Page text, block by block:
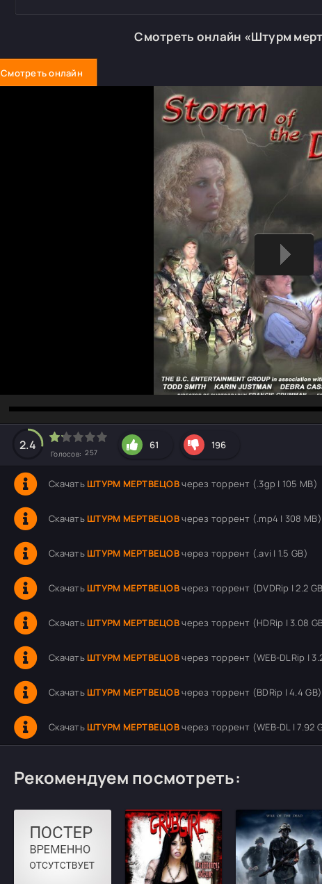
Смотреть онлайн «Штурм
Смотреть онлайн
hd2160
hd1440
highres
hd1080
hd720
large
medium
small
tiny
2.4
Голосов: 257
61 196
Скачать ШТУРМ МЕРТВЕЦОВчерез торрент (.3gp | 105 MB)
Скачать ШТУРМ МЕРТВЕЦОВчерез торрент (.mp4 | 308 MB)
Скачать ШТУРМ МЕРТВЕЦОВчерез торрент (.avi | 1.5 GB)
Скачать ШТУРМ МЕРТВЕЦОВчерез торрент (DVDRip | 2.2
Скачать ШТУРМ МЕРТВЕЦОВчерез торрент (HDRip | 3.08
Скачать ШТУРМ МЕРТВЕЦОВчерез торрент (WEB-DLRip |
Скачать ШТУРМ МЕРТВЕЦОВчерез торрент (BDRip | 4.4 GB)
Скачать ШТУРМ МЕРТВЕЦОВчерез торрент (WEB-DL | 7.92
Рекомендуем посмотреть: